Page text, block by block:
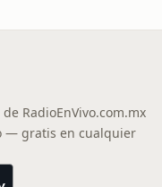
RadioEnVivo.com.mx
— gratis en cualquier